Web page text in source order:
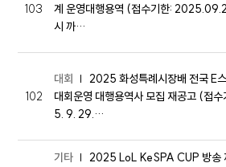
103
계 운영대행용역 (접수기한:
시 까…
102
대회
2025 화성특례시장배 전국 E
대회운영 대행용역사 모집 재공고 (접
5. 9. 29.…
기타
2025 LoL KeSPA CUP 방송